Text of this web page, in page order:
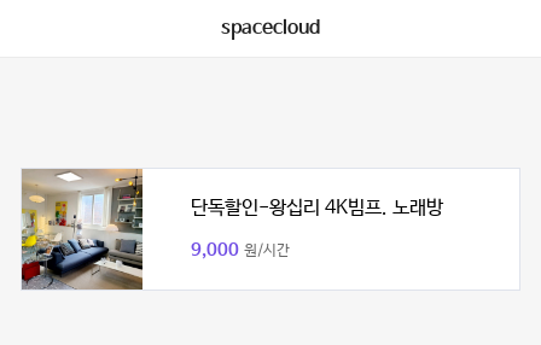
spacecloud
단독할인-왕십리 4K빔프. 노래방
9,000 원/시간